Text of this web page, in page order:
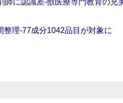
師に認識差‐獣医療専門教育の充
整理‐77成分1042品目が対象に